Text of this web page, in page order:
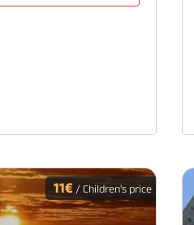
11€/ Children's price